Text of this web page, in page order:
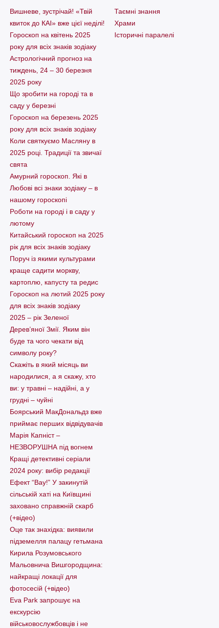
Вишневе, зустрічай! «Твій
квиток до КАІ» вже цієї неділі!
Гороскоп на квітень 2025
року для всіх знаків зодіаку
Астрологічний прогноз на
тиждень, 24 – 30 березня
2025 року
Що зробити на городі та в
саду у березні
Гороскоп на березень 2025
року для всіх знаків зодіаку
Коли святкуємо Масляну в
2025 році. Традиції та звичаї
свята
Амурний гороскоп. Які в
Любові всі знаки зодіаку – в
нашому гороскопі
Pоботи на городі і в саду у
лютому
Китайський гороскоп на 2025
рік для всіх знаків зодіаку
Поруч із якими культурами
краще садити моркву,
картоплю, капусту та редис
Гороскоп на лютий 2025 року
для всіх знаків зодіаку
2025 – рік Зеленої
Дерев’яної Змії. Яким він
буде та чого чекати від
символу року?
Скажіть в який місяць ви
народилися, а я скажу, хто
ви: у травні – надійні, а у
грудні – чуйні
Боярський МакДональдз вже
приймає перших відвідувачів
Марія Капніст –
НЕЗВОРУШНА під вогнем
Кращі детективні серіали
2024 року: вибір редакції
Ефект “Вау!” У закинутій
сільській хаті на Київщині
заховано справжній скарб
(+відео)
Оце так знахідка: виявили
підземелля палацу гетьмана
Кирила Розумовського
Мальовнича Вишгородщина:
найкращі локації для
фотосесій (+відео)
Eva Park запрошує на
екскурсію
військовослужбовців і не
Таємні знання
Храми
Історичні паралелі